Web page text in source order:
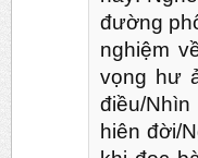
đường
nghiệm
vọng hư
điều/
hiên đời/